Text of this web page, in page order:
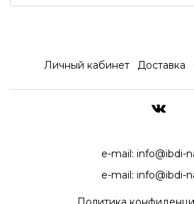
Личный кабинет Доставка
e-mail: info@ibdi-
e-mail: info@ibdi-